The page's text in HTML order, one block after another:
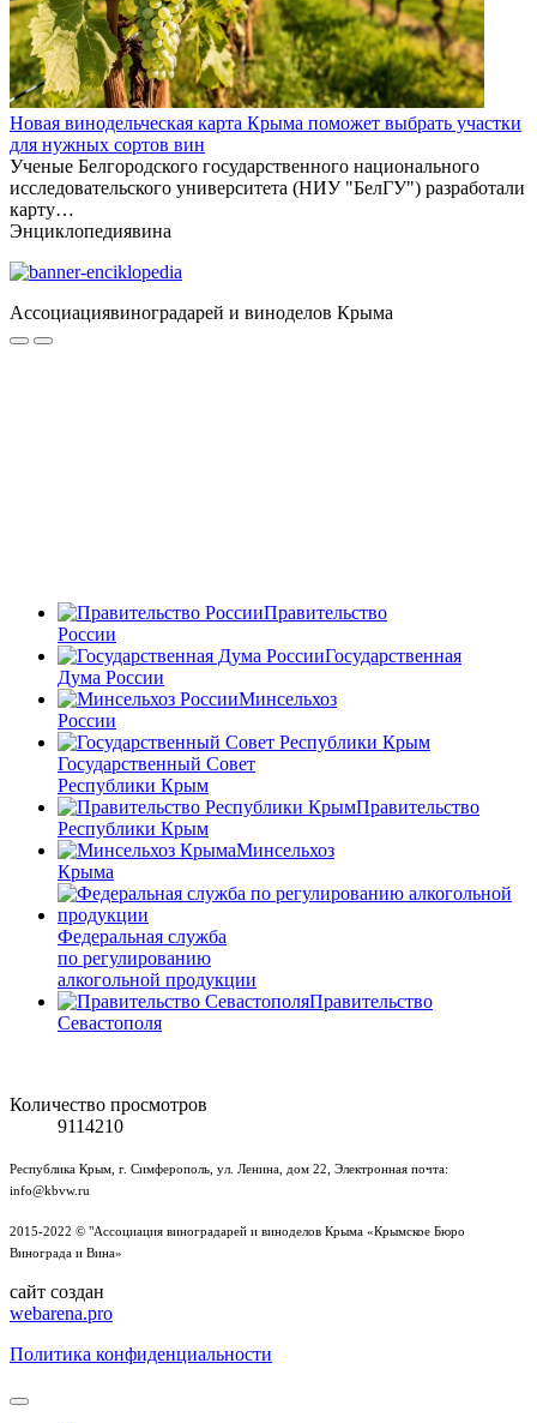
Новая винодельческая карта Крыма поможет выбрать участки
для нужных сортов вин
Ученые Белгородского государственного национального
исследовательского университета (НИУ "БелГУ") разработали
карту…
Энциклопедиявина
Ассоциациявиноградарей и виноделов Крыма
Правительство
России
Государственная
Дума России
Минсельхоз
России
Государственный Совет
Республики Крым
Правительство
Республики Крым
Минсельхоз
Крыма
Федеральная служба
по регулированию
алкогольной продукции
Правительство
Севастополя
Количество просмотров
9114210
Республика Крым, г. Симферополь, ул. Ленина, дом 22, Электронная почта:
info@kbvw.ru
2015-2022 © "Ассоциация виноградарей и виноделов Крыма «Крымское Бюро
Винограда и Вина»
сайт создан
webarena.pro
Политика конфиденциальности